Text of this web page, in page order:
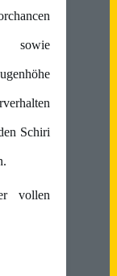
sowie
Schiri
vollen